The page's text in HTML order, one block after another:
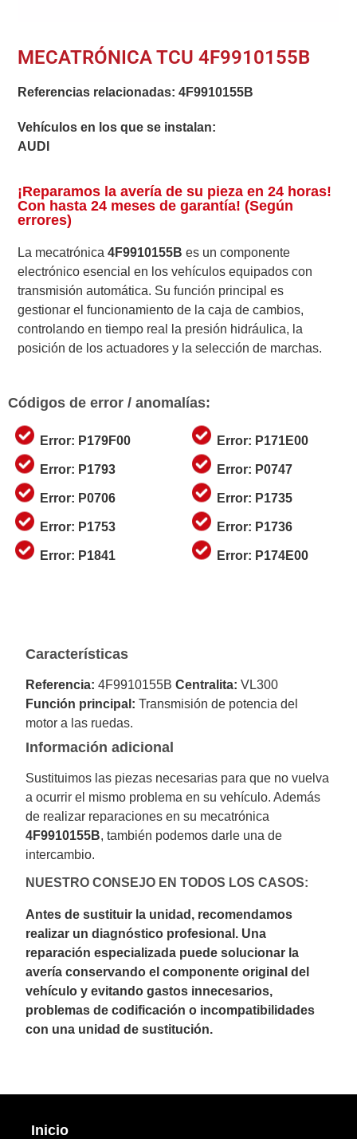
MECATRÓNICA TCU 4F9910155B
Referencias relacionadas:4F9910155B
Vehículos en los que se instalan:
AUDI
¡Reparamos la avería de su pieza en 24 horas!
Con hasta 24 meses de garantía! (Según
errores)
La mecatrónica4F9910155B es un componente
electrónico esencial en los vehículos equipados con
transmisión automática. Su función principal es
gestionar el funcionamiento de la caja de cambios,
controlando en tiempo real la presión hidráulica, la
posición de los actuadores y la selección de marchas.
Códigos de error / anomalías:
Error: P179F00
Error: P1793
Error: P0706
Error: P1753
Error: P1841
Error: P171E00
Error: P0747
Error: P1735
Error: P1736
Error: P174E00
Características
Referencia: 4F9910155BCentralita: VL300
Función principal: Transmisión de potencia del
motor a las ruedas.
Información adicional
Sustituimos las piezas necesarias para que no vuelva
a ocurrir el mismo problema en su vehículo. Además
de realizar reparaciones en su mecatrónica
4F9910155B, también podemos darle una de
intercambio.
NUESTRO CONSEJO EN TODOS LOS CASOS:
Antes de sustituir la unidad, recomendamos
realizar un diagnóstico profesional. Una
reparación especializada puede solucionar la
avería conservando el componente original del
vehículo y evitando gastos innecesarios,
problemas de codificación o incompatibilidades
con una unidad de sustitución.
Inicio